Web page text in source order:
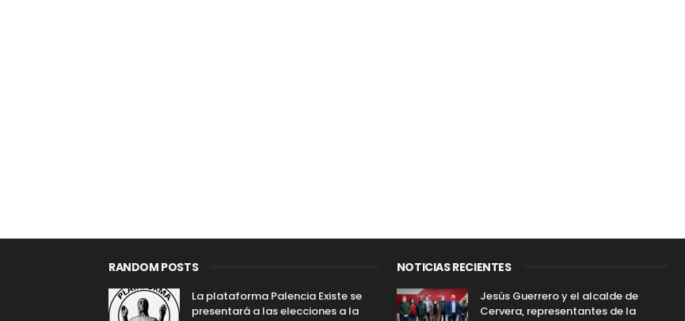
RANDOM POSTS
La plataforma Palencia Existe se
presentará a las elecciones a la
NOTICIAS RECIENTES
Jesús Guerrero y el alcalde de
Cervera, representantes de la